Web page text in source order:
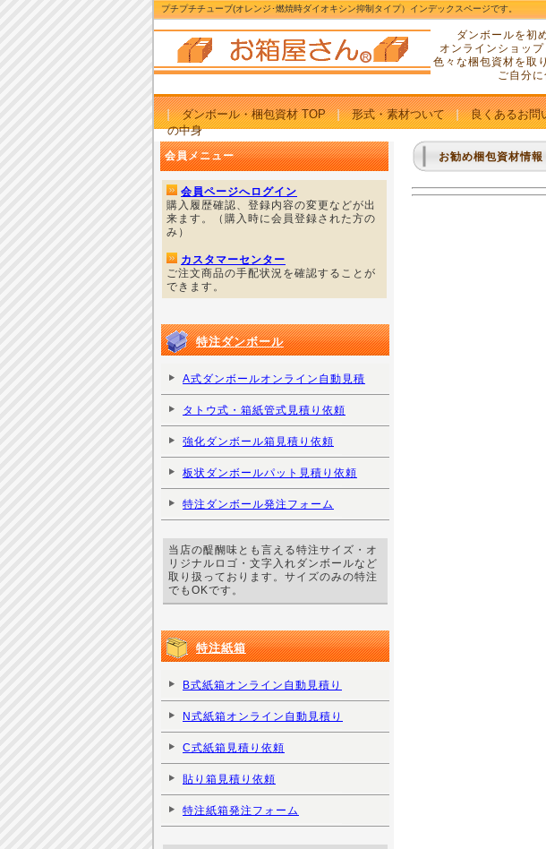
プチプチチューブ(オレンジ･燃焼時ダイオキシン抑制タイプ）インデックスページです。
ダンボールを初
オンラインショッ
色々な梱包資材を取
ご自分
ダンボール・梱包資材 TOP 形式・素材ついて 良くあるお問
の中身
お勧め梱包資材情報
会員メニュー
会員ページへログイン
購入履歴確認、登録内容の変更などが出
来ます。（購入時に会員登録された方の
み）
カスタマーセンター
ご注文商品の手配状況を確認することが
できます。
特注ダンボール
A式ダンボールオンライン自動見積
タトウ式・箱紙管式見積り依頼
強化ダンボール箱見積り依頼
板状ダンボールパット見積り依頼
特注ダンボール発注フォーム
当店の醍醐味とも言える特注サイズ・オ
リジナルロゴ・文字入れダンボールなど
取り扱っております。サイズのみの特注
でもOKです。
特注紙箱
B式紙箱オンライン自動見積り
N式紙箱オンライン自動見積り
C式紙箱見積り依頼
貼り箱見積り依頼
特注紙箱発注フォーム